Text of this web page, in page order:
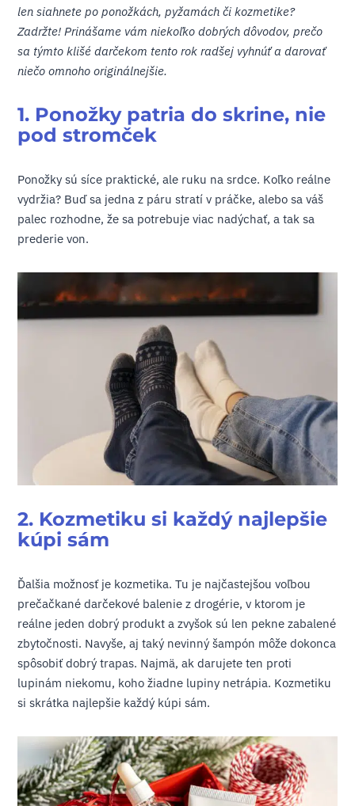
len siahnete po ponožkách, pyžamách či kozmetike?
Zadržte! Prinášame vám niekoľko dobrých dôvodov, prečo
sa týmto klišé darčekom tento rok radšej vyhnúť a darovať
niečo omnoho originálnejšie.
1. Ponožky patria do skrine, nie
pod stromček
Ponožky sú síce praktické, ale ruku na srdce. Koľko reálne
vydržia? Buď sa jedna z páru stratí v práčke, alebo sa váš
palec rozhodne, že sa potrebuje viac nadýchať, a tak sa
prederie von.
2. Kozmetiku si každý najlepšie
kúpi sám
Ďalšia možnosť je kozmetika. Tu je najčastejšou voľbou
prečačkané darčekové balenie z drogérie, v ktorom je
reálne jeden dobrý produkt a zvyšok sú len pekne zabalené
zbytočnosti. Navyše, aj taký nevinný šampón môže dokonca
spôsobiť dobrý trapas. Najmä, ak darujete ten proti
lupinám niekomu, koho žiadne lupiny netrápia. Kozmetiku
si skrátka najlepšie každý kúpi sám.